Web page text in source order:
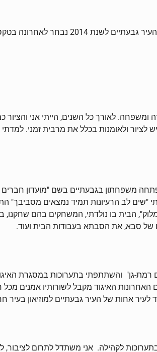
לציור ולאומנות בכלל את מרבית זמני.
משפחתון בגבעתיים בשם "מועדון
"שים לב הרעיונות תמיד נמצאים מסביבך"
הבית בו נולדתי, המשחקים בהם
של סבא, את הסבתא בעבודות הבית ועוד.
האחרונות האיגוד מקבל לשורותיו אמנים
לקהילה. אני משתדל לתרום לציבור,